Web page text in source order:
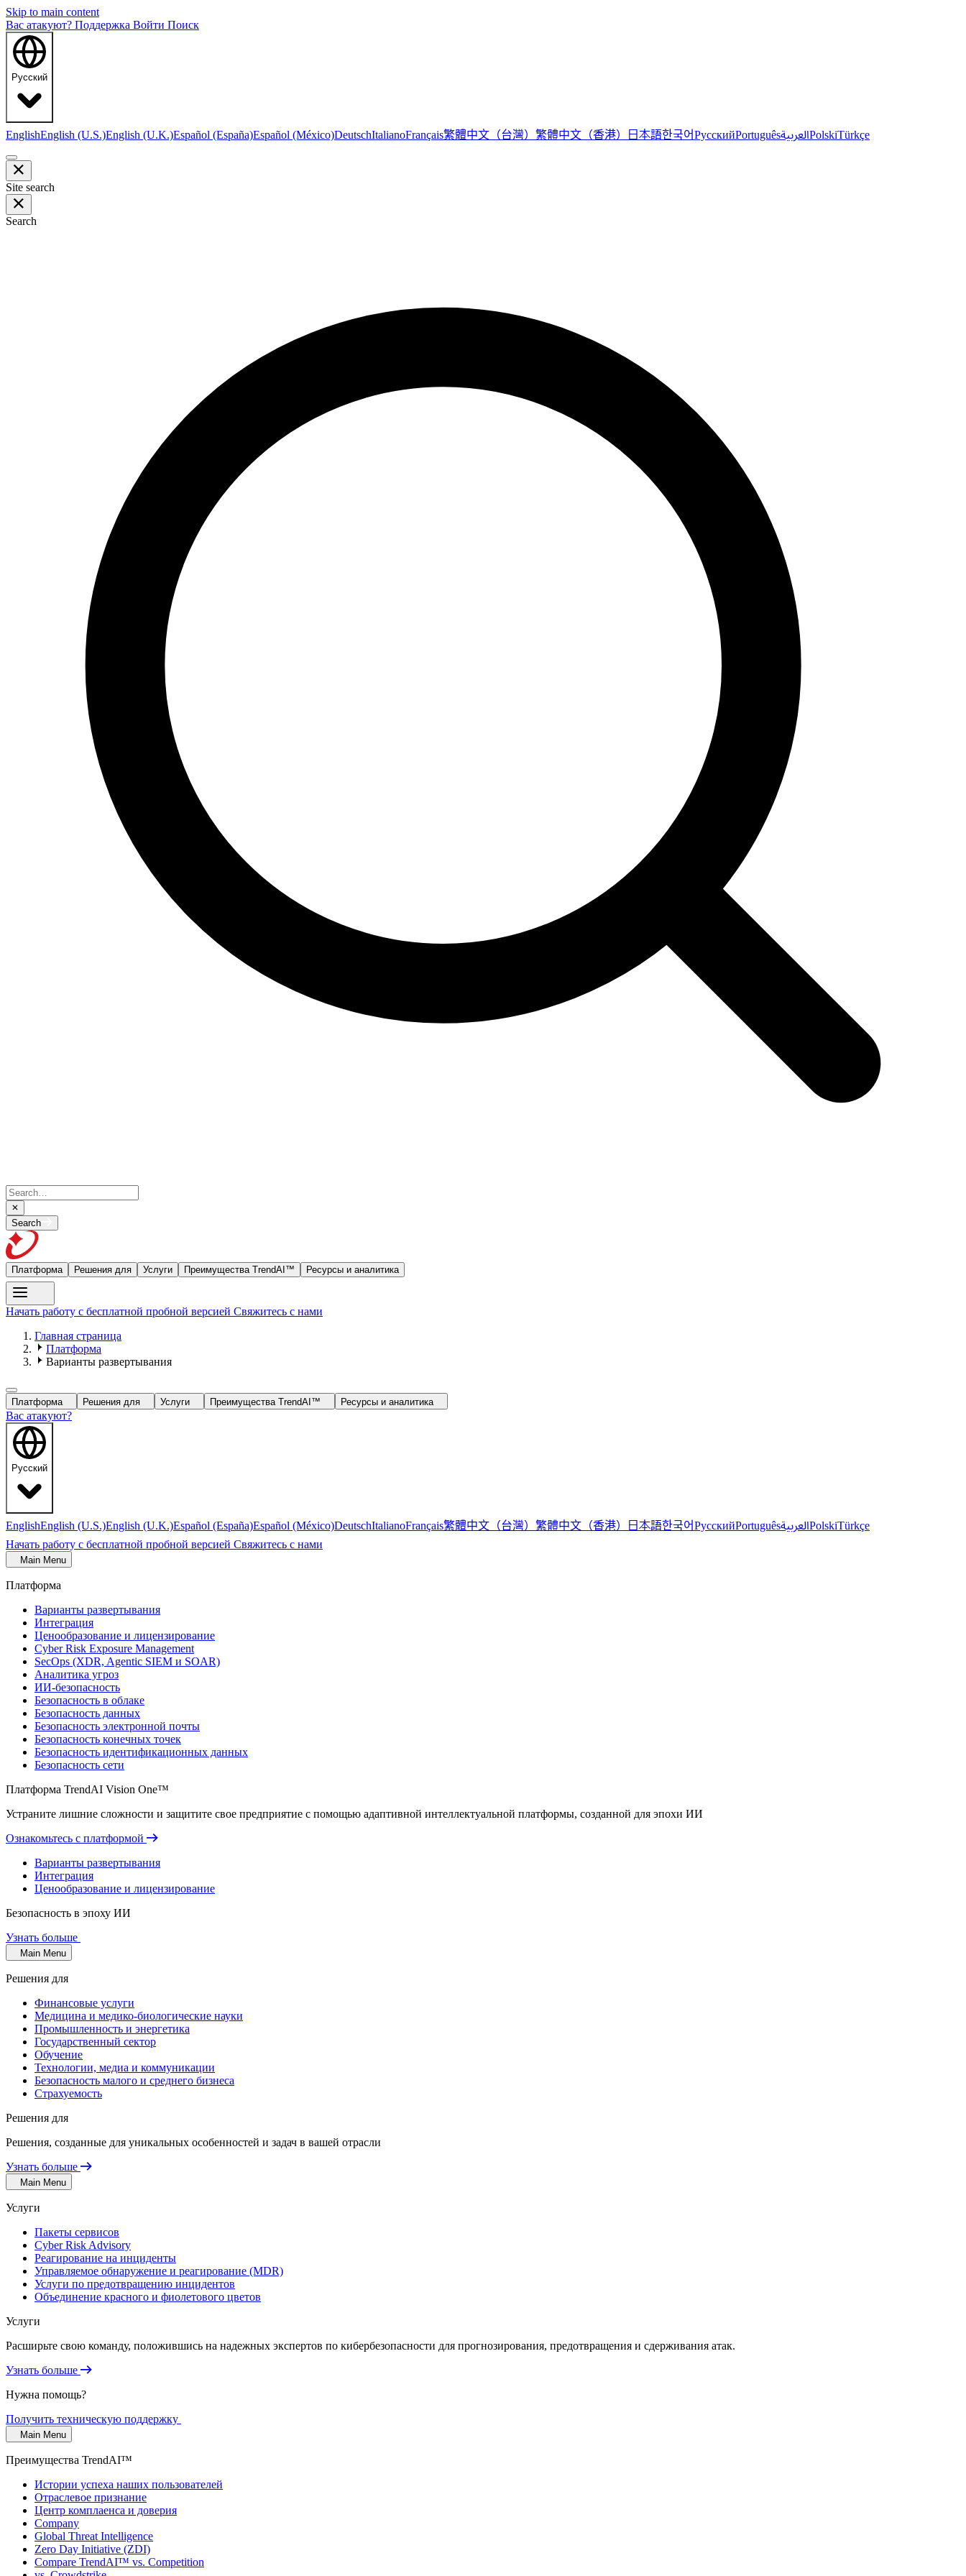
Skip to main content
Вас атакуют? Поддержка Войти Поиск
Русский
EnglishEnglish (U.S.)English (U.K.)Español (España)Español (México)DeutschItalianoFrançais繁體中文（台灣） 繁體中文（香港） 日本語한국어РусскийPortuguêsالعربيةPolskiTürkçe
Site search
Search
Search
Платформа Решения для Услуги Преимущества TrendAI™ Ресурсы и аналитика
Начать работу с бесплатной пробной версией Свяжитесь с нами
Главная страница
Платформа
Варианты развертывания
Платформа Решения для Услуги Преимущества TrendAI™ Ресурсы и аналитика
Вас атакуют?
Русский
EnglishEnglish (U.S.)English (U.K.)Español (España)Español (México)DeutschItalianoFrançais繁體中文（台灣） 繁體中文（香港） 日本語한국어РусскийPortuguêsالعربيةPolskiTürkçe
Начать работу с бесплатной пробной версией Свяжитесь с нами
Main Menu
Платформа
Варианты развертывания
Интеграция
Ценообразование и лицензирование
Cyber Risk Exposure Management
SecOps (XDR, Agentic SIEM и SOAR)
Аналитика угроз
ИИ-безопасность
Безопасность в облаке
Безопасность данных
Безопасность электронной почты
Безопасность конечных точек
Безопасность идентификационных данных
Безопасность сети
Платформа TrendAI Vision One™
Устраните лишние сложности и защитите свое предприятие с помощью адаптивной интеллектуальной платформы, созданной для эпохи ИИ
Ознакомьтесь с платформой
Варианты развертывания
Интеграция
Ценообразование и лицензирование
Безопасность в эпоху ИИ
Узнать больше
Main Menu
Решения для
Финансовые услуги
Медицина и медико-биологические науки
Промышленность и энергетика
Государственный сектор
Обучение
Технологии, медиа и коммуникации
Безопасность малого и среднего бизнеса
Страхуемость
Решения для
Решения, созданные для уникальных особенностей и задач в вашей отрасли
Узнать больше
Main Menu
Услуги
Пакеты сервисов
Cyber Risk Advisory
Реагирование на инциденты
Управляемое обнаружение и реагирование (MDR)
Услуги по предотвращению инцидентов
Объединение красного и фиолетового цветов
Услуги
Расширьте свою команду, положившись на надежных экспертов по кибербезопасности для прогнозирования, предотвращения и сдерживания атак.
Узнать больше
Нужна помощь?
Получить техническую поддержку
Main Menu
Преимущества TrendAI™
Истории успеха наших пользователей
Отраслевое признание
Центр комплаенса и доверия
Company
Global Threat Intelligence
Zero Day Initiative (ZDI)
Compare TrendAI™ vs. Competition